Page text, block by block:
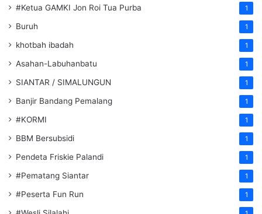
#Ketua GAMKI Jon Roi Tua Purba 1
Buruh 1
khotbah ibadah 1
Asahan-Labuhanbatu 1
SIANTAR / SIMALUNGUN 1
Banjir Bandang Pemalang 1
#KORMI 1
BBM Bersubsidi 1
Pendeta Friskie Palandi 1
#Pematang Siantar 1
#Peserta Fun Run 1